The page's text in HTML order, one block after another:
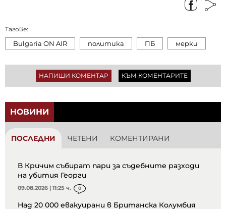
Тагове:
Bulgaria ON AIR политика ПБ мерки
НАПИШИ КОМЕНТАР КЪМ КОМЕНТАРИТЕ
НОВИНИ
ПОСЛЕДНИ ЧЕТЕНИ КОМЕНТИРАНИ
В Кричим събират пари за съдебните разходи
на убития Георги
09.08.2026 | 11:25 ч. 0
Над 20 000 евакуирани в Британска Колумбия